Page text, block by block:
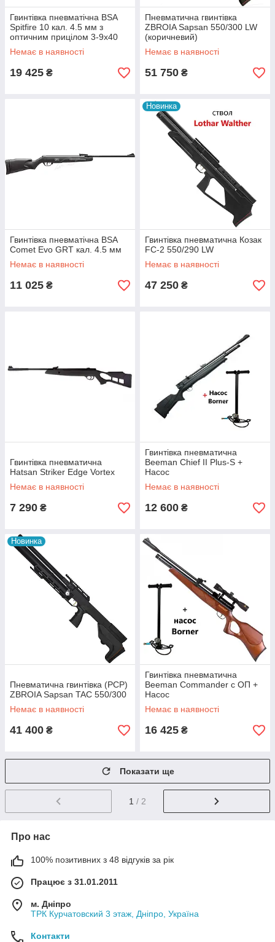
Гвинтівка пневматічна BSA
Spitfire 10 кал. 4.5 мм з
оптичним прицілом 3-9х40
Немає в наявності
19 425 ₴
Пневматична гвинтівка
ZBROIA Sapsan 550/300 LW
(коричневий)
Немає в наявності
51 750 ₴
Гвинтівка пневматічна BSA
Comet Evo GRT кал. 4.5 мм
Немає в наявності
11 025 ₴
Новинка
Гвинтівка пневматична Козак
FC-2 550/290 LW
Немає в наявності
47 250 ₴
Гвинтівка пневматична
Hatsan Striker Edge Vortex
Немає в наявності
7 290 ₴
Гвинтівка пневматична
Beeman Chief II Plus-S +
Насос
Немає в наявності
12 600 ₴
Новинка
Пневматична гвинтівка (PCP)
ZBROIA Sapsan TAC 550/300
Немає в наявності
41 400 ₴
Гвинтівка пневматична
Beeman Commander с ОП +
Насос
Немає в наявності
16 425 ₴
Показати ще
1 / 2
Про нас
100% позитивних з 48 відгуків за рік
Працює з 31.01.2011
м. Дніпро
ТРК Курчатовский 3 этаж, Дніпро, Україна
Контакти